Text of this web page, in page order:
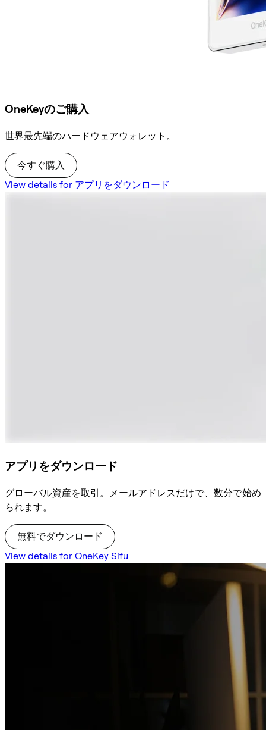
OneKeyのご購入
世界最先端のハードウェアウォレット。
今すぐ購入
View details for アプリをダウンロード
アプリをダウンロード
グローバル資産を取引。メールアドレスだけで、数分で始め
られます。
無料でダウンロード
View details for OneKey Sifu